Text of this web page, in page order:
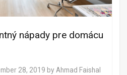
nápady pre domácu
28, 2019 by Ahmad Faishal